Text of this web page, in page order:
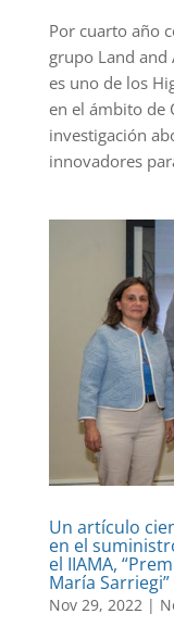
Por cuarto año
grupo Land and
es uno de los
en el ámbito de
investigación
innovadores
Un artículo
en el
el IIAMA,
María Sarriegi”
Nov 29, 2022 |